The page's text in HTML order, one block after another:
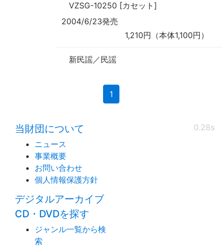
VZSG-10250 [カセット]
2004/6/23発売
1,210円（本体1,100円）
新民謡／民謡
1(current)
0.28s
当財団について
ニュース
事業概要
お問い合わせ
個人情報保護方針
デジタルアーカイブ
CD・DVDを探す
ジャンル一覧から検
索